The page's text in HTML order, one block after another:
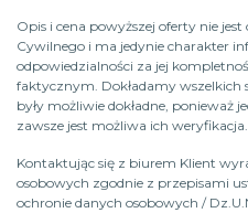
Opis i cena powyższej oferty nie
Cywilnego i ma jedynie charakter
odpowiedzialności za jej
faktycznym. Dokładamy wszelkich
były możliwie dokładne, ponieważ
zawsze jest możliwa ich weryfikacja.
Kontaktując się z biurem Klient
osobowych zgodnie z przepisami
ochronie danych osobowych /